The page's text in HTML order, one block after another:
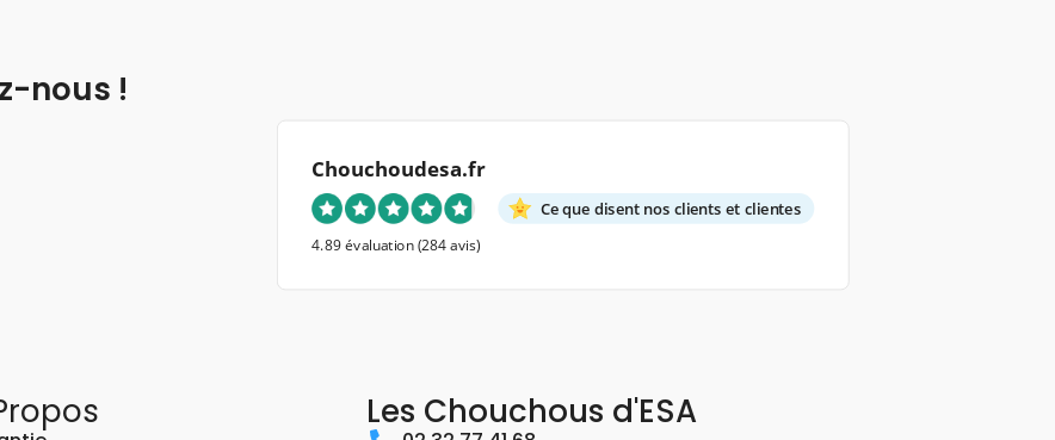
nous !
Chouchoudesa.fr
Ce que disent nos clients et clientes
4.89 évaluation(284 avis)
Les Chouchous d'ESA